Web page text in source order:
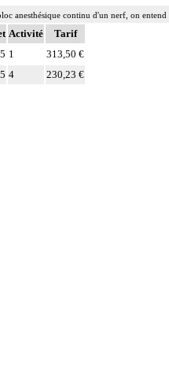
anesthésique continu d'un nerf, on
au contact d'un nerf avec pose
Activité
Tarif
1
313,50 €
4 230,23 €